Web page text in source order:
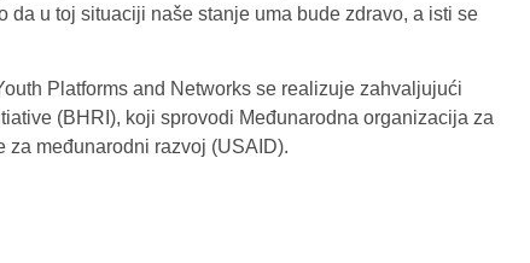
u toj situaciji naše stanje uma bude zdravo, a isti se
Platforms and Networks se realizuje zahvaljujući
(BHRI), koji sprovodi Međunarodna organizacija za
za međunarodni razvoj (USAID).